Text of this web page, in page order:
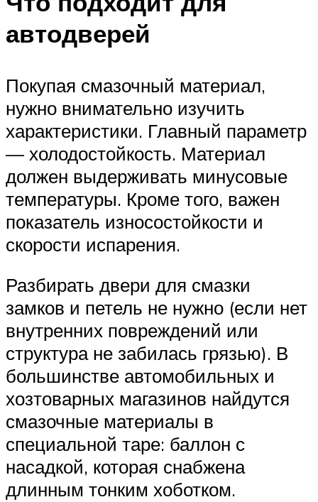
автодверей
Покупая смазочный материал,
нужно внимательно изучить
характеристики. Главный параметр
— холодостойкость. Материал
должен выдерживать минусовые
температуры. Кроме того, важен
показатель износостойкости и
скорости испарения.
Разбирать двери для смазки
замков и петель не нужно (если нет
внутренних повреждений или
структура не забилась грязью). В
большинстве автомобильных и
хозтоварных магазинов найдутся
смазочные материалы в
специальной таре: баллон с
насадкой, которая снабжена
длинным тонким хоботком.